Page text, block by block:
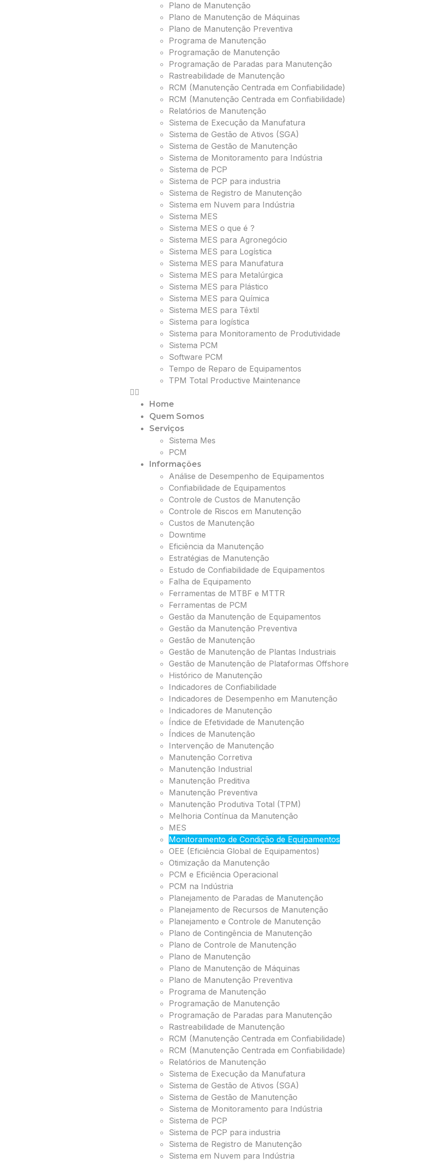
Plano de Manutenção
Plano de Manutenção de Máquinas
Plano de Manutenção Preventiva
Programa de Manutenção
Programação de Manutenção
Programação de Paradas para Manutenção
Rastreabilidade de Manutenção
RCM (Manutenção Centrada em Confiabilidade)
RCM (Manutenção Centrada em Confiabilidade)
Relatórios de Manutenção
Sistema de Execução da Manufatura
Sistema de Gestão de Ativos (SGA)
Sistema de Gestão de Manutenção
Sistema de Monitoramento para Indústria
Sistema de PCP
Sistema de PCP para industria
Sistema de Registro de Manutenção
Sistema em Nuvem para Indústria
Sistema MES
Sistema MES o que é ?
Sistema MES para Agronegócio
Sistema MES para Logística
Sistema MES para Manufatura
Sistema MES para Metalúrgica
Sistema MES para Plástico
Sistema MES para Química
Sistema MES para Têxtil
Sistema para logística
Sistema para Monitoramento de Produtividade
Sistema PCM
Software PCM
Tempo de Reparo de Equipamentos
TPM Total Productive Maintenance
Home
Quem Somos
Serviços
Sistema Mes
PCM
Informações
Análise de Desempenho de Equipamentos
Confiabilidade de Equipamentos
Controle de Custos de Manutenção
Controle de Riscos em Manutenção
Custos de Manutenção
Downtime
Eficiência da Manutenção
Estratégias de Manutenção
Estudo de Confiabilidade de Equipamentos
Falha de Equipamento
Ferramentas de MTBF e MTTR
Ferramentas de PCM
Gestão da Manutenção de Equipamentos
Gestão da Manutenção Preventiva
Gestão de Manutenção
Gestão de Manutenção de Plantas Industriais
Gestão de Manutenção de Plataformas Offshore
Histórico de Manutenção
Indicadores de Confiabilidade
Indicadores de Desempenho em Manutenção
Indicadores de Manutenção
Índice de Efetividade de Manutenção
Índices de Manutenção
Intervenção de Manutenção
Manutenção Corretiva
Manutenção Industrial
Manutenção Preditiva
Manutenção Preventiva
Manutenção Produtiva Total (TPM)
Melhoria Contínua da Manutenção
MES
Monitoramento de Condição de Equipamentos
OEE (Eficiência Global de Equipamentos)
Otimização da Manutenção
PCM e Eficiência Operacional
PCM na Indústria
Planejamento de Paradas de Manutenção
Planejamento de Recursos de Manutenção
Planejamento e Controle de Manutenção
Plano de Contingência de Manutenção
Plano de Controle de Manutenção
Plano de Manutenção
Plano de Manutenção de Máquinas
Plano de Manutenção Preventiva
Programa de Manutenção
Programação de Manutenção
Programação de Paradas para Manutenção
Rastreabilidade de Manutenção
RCM (Manutenção Centrada em Confiabilidade)
RCM (Manutenção Centrada em Confiabilidade)
Relatórios de Manutenção
Sistema de Execução da Manufatura
Sistema de Gestão de Ativos (SGA)
Sistema de Gestão de Manutenção
Sistema de Monitoramento para Indústria
Sistema de PCP
Sistema de PCP para industria
Sistema de Registro de Manutenção
Sistema em Nuvem para Indústria